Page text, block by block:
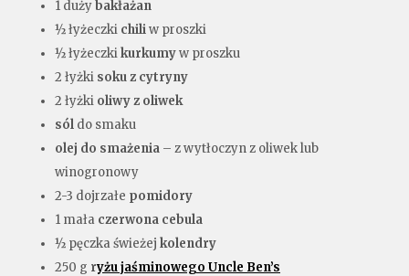
1 dużybakłażan
½ łyżeczki chiliw proszki
½ łyżeczkikurkumyw proszku
2 łyżki soku z cytryny
2 łyżki oliwy z oliwek
sól do smaku
olej do smażenia – z wytłoczyn z oliwek lub
winogronowy
2-3 dojrzałe pomidory
1 mała czerwona cebula
½ pęczka świeżej kolendry
250 g ryżu jaśminowego Uncle Ben’s